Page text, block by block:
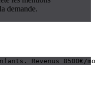
demande.
Revenus